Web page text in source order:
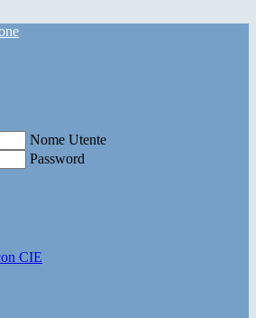
Nome Utente
Password
CIE